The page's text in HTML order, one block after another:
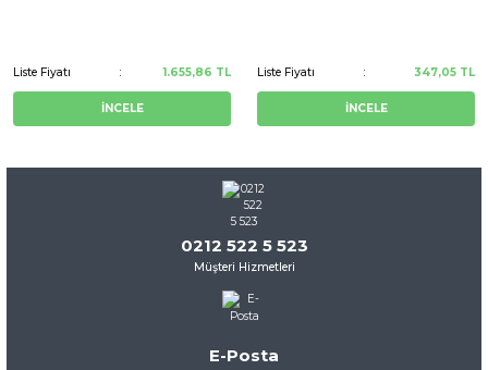
Liste Fiyatı 1.655,86 TL
İNCELE
Liste Fiyatı 347,05 TL
İNCELE
0212 522 5 523
Müşteri Hizmetleri
E-Posta